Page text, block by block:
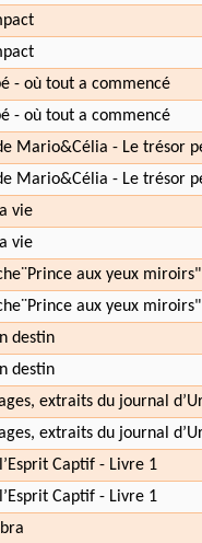
- où tout a commencé
- où tout a commencé
Mario&Célia - Le trésor
Mario&Célia - Le trésor
vie
vie
aux yeux miroirs"
aux yeux miroirs"
destin
destin
extraits du journal
extraits du journal
Captif - Livre 1
Captif - Livre 1